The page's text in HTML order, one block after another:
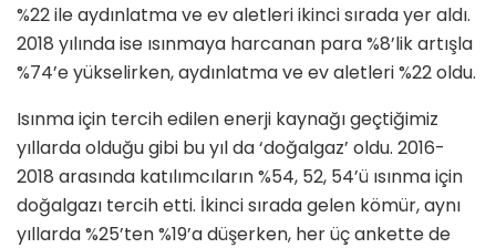
%22 ile aydınlatma ve ev aletleri ikinci sırada yer aldı.
2018 yılında ise ısınmaya harcanan para %8’lik artışla
%74’e yükselirken, aydınlatma ve ev aletleri %22 oldu.
Isınma için tercih edilen enerji kaynağı geçtiğimiz
yıllarda olduğu gibi bu yıl da ‘doğalgaz’ oldu. 2016-
2018 arasında katılımcıların %54, 52, 54’ü ısınma için
doğalgazı tercih etti. İkinci sırada gelen kömür, aynı
yıllarda %25’ten %19’a düşerken, her üç ankette de